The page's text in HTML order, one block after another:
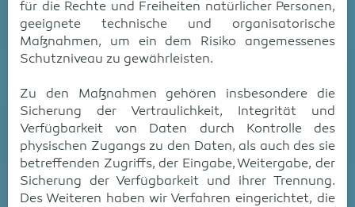
für die Rechte und Freiheiten natürlicher Personen,
geeignete technische und organisatorische
Maßnahmen, um ein dem Risiko angemessenes
Schutzniveau zu gewährleisten.
Zu den Maßnahmen gehören insbesondere die
Sicherung der Vertraulichkeit, Integrität und
Verfügbarkeit von Daten durch Kontrolle des
physischen Zugangs zu den Daten, als auch des sie
betreffenden Zugriffs, der Eingabe, Weitergabe, der
Sicherung der Verfügbarkeit und ihrer Trennung.
Des Weiteren haben wir Verfahren eingerichtet, die